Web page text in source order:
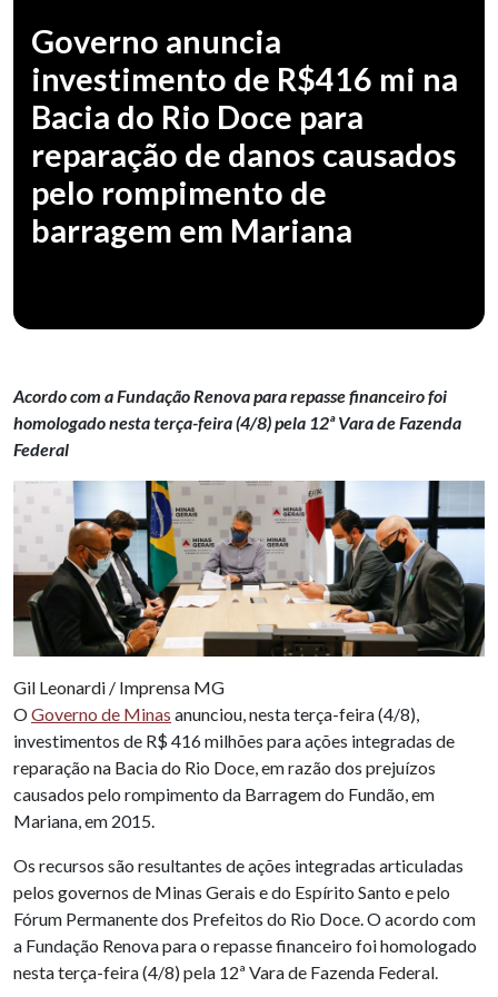
Governo anuncia
investimento de R$416 mi na
Bacia do Rio Doce para
reparação de danos causados
pelo rompimento de
barragem em Mariana
Acordo com a Fundação Renova para repasse financeiro foi
homologado nesta terça-feira (4/8) pela 12ª Vara de Fazenda
Federal
Gil Leonardi / Imprensa MG
OGoverno de Minas anunciou, nesta terça-feira (4/8),
investimentos de R$ 416 milhões para ações integradas de
reparação na Bacia do Rio Doce, em razão dos prejuízos
causados pelo rompimento da Barragem do Fundão, em
Mariana, em 2015.
Os recursos são resultantes de ações integradas articuladas
pelos governos de Minas Gerais e do Espírito Santo e pelo
Fórum Permanente dos Prefeitos do Rio Doce. O acordo com
a Fundação Renova para o repasse financeiro foi homologado
nesta terça-feira (4/8) pela 12ª Vara de Fazenda Federal.